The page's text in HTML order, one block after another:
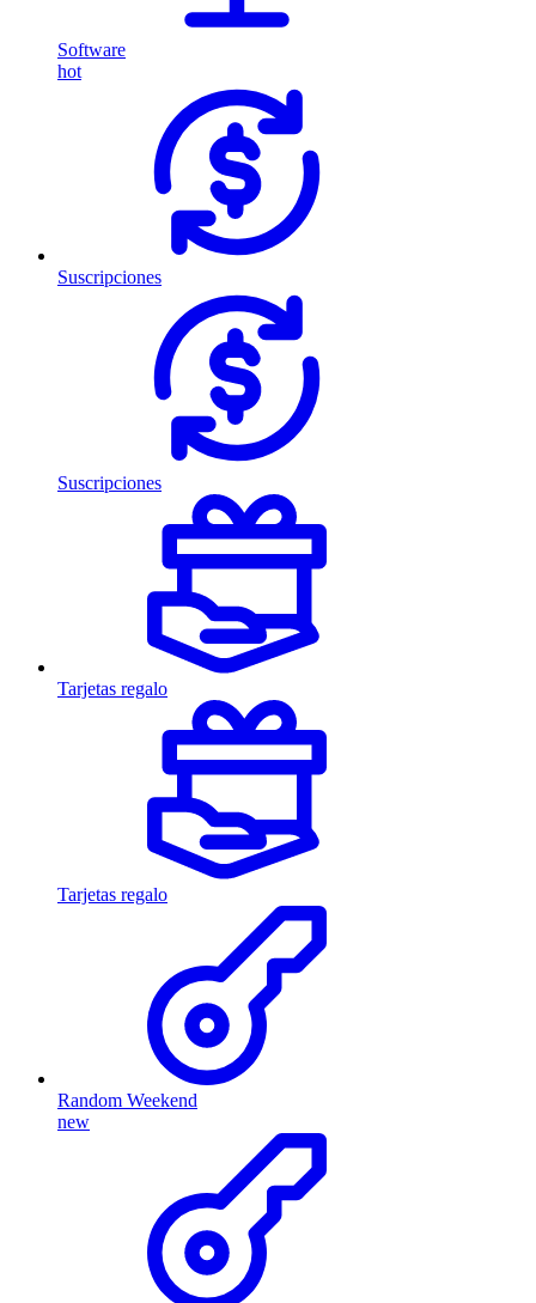
Software
hot
Suscripciones
Suscripciones
Tarjetas regalo
Tarjetas regalo
Random Weekend
new